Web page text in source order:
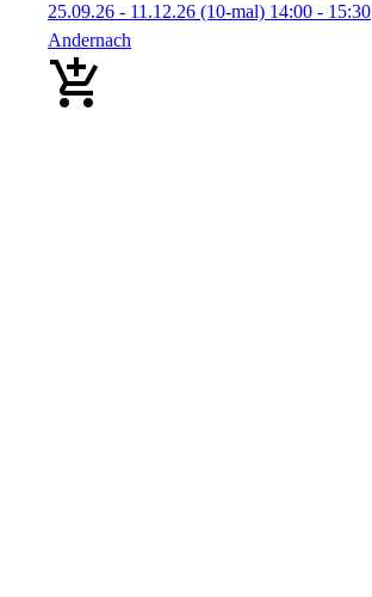
25.09.26 - 11.12.26 (10-mal) 14:00 - 15:30
Andernach